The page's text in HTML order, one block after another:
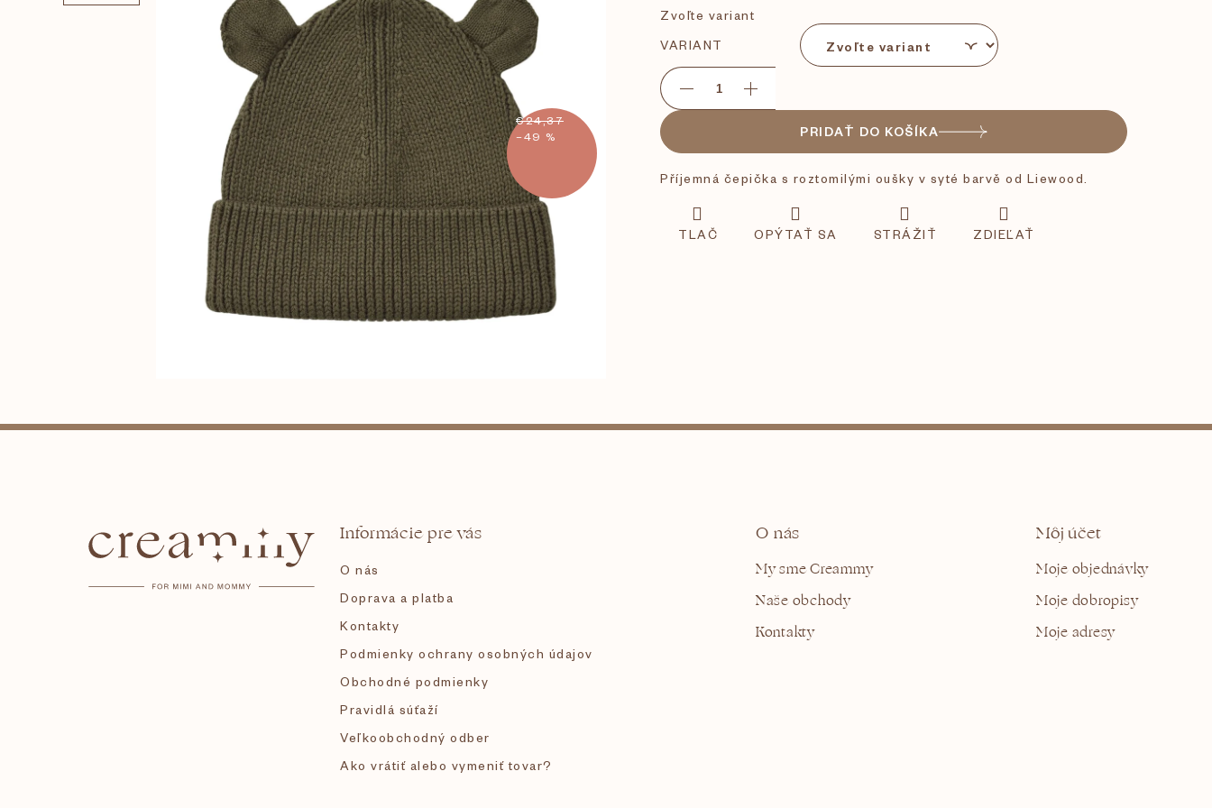
€24,37
–49 %
Zvoľte variant
VARIANT
PRIDAŤ DO KOŠÍKA
Příjemná čepička s roztomilými oušky v syté barvě od Liewood.
TLAČ OPÝTAŤ SA STRÁŽIŤ ZDIEĽAŤ
Informácie pre vás
O nás
Doprava a platba
Kontakty
Podmienky ochrany osobných údajov
Obchodné podmienky
Pravidlá súťaží
Veľkoobchodný odber
Ako vrátiť alebo vymeniť tovar?
O nás
My sme Creammy
Naše obchody
Kontakty
Môj účet
Moje objednávky
Moje dobropisy
Moje adresy